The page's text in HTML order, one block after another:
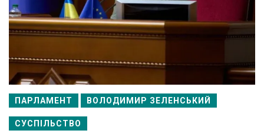
ПАРЛАМЕНТ ВОЛОДИМИР ЗЕЛЕНСЬКИЙ
СУСПІЛЬСТВО